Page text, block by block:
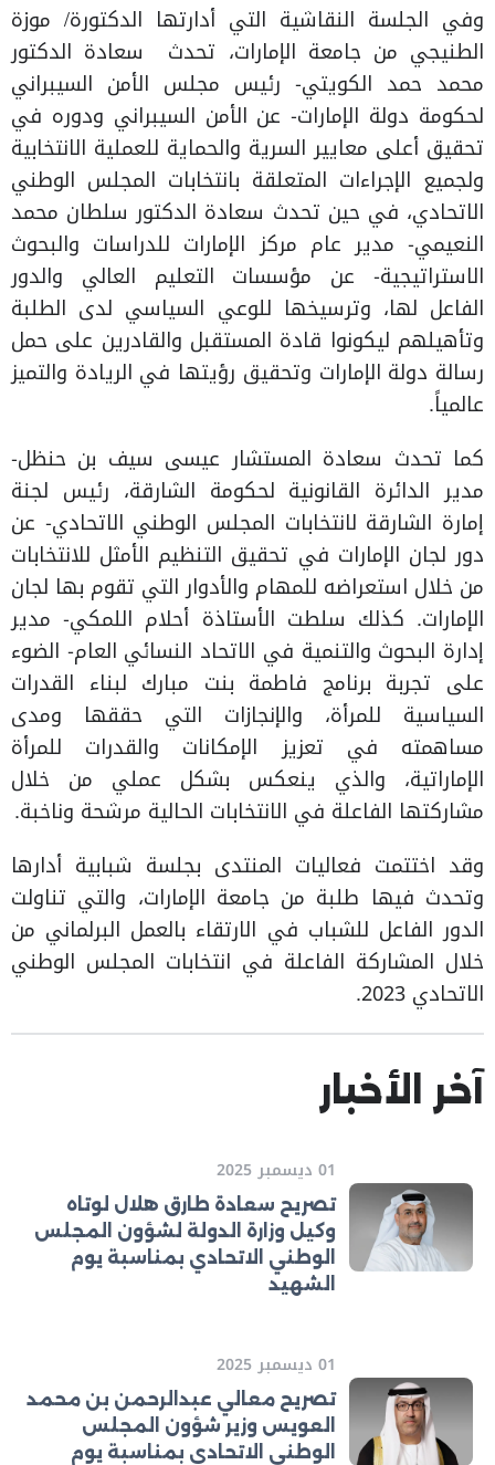
وفي الجلسة النقاشية التي أدارتها الدكتورة/ موزة
الطنيجي من جامعة الإمارات، تحدث سعادة الدكتور
محمد حمد الكويتي- رئيس مجلس الأمن السيبراني
لحكومة دولة الإمارات- عن الأمن السيبراني ودوره في
تحقيق أعلى معايير السرية والحماية للعملية الانتخابية
ولجميع الإجراءات المتعلقة بانتخابات المجلس الوطني
الاتحادي، في حين تحدث سعادة الدكتور سلطان محمد
النعيمي- مدير عام مركز الإمارات للدراسات والبحوث
الاستراتيجية- عن مؤسسات التعليم العالي والدور
الفاعل لها، وترسيخها للوعي السياسي لدى الطلبة
وتأهيلهم ليكونوا قادة المستقبل والقادرين على حمل
رسالة دولة الإمارات وتحقيق رؤيتها في الريادة والتميز
عالمياً.
كما تحدث سعادة المستشار عيسى سيف بن حنظل-
مدير الدائرة القانونية لحكومة الشارقة، رئيس لجنة
إمارة الشارقة لانتخابات المجلس الوطني الاتحادي- عن
دور لجان الإمارات في تحقيق التنظيم الأمثل للانتخابات
من خلال استعراضه للمهام والأدوار التي تقوم بها لجان
الإمارات. كذلك سلطت الأستاذة أحلام اللمكي- مدير
إدارة البحوث والتنمية في الاتحاد النسائي العام- الضوء
على تجربة برنامج فاطمة بنت مبارك لبناء القدرات
السياسية للمرأة، والإنجازات التي حققها ومدى
مساهمته في تعزيز الإمكانات والقدرات للمرأة
الإماراتية، والذي ينعكس بشكل عملي من خلال
مشاركتها الفاعلة في الانتخابات الحالية مرشحة وناخبة.
وقد اختتمت فعاليات المنتدى بجلسة شبابية أدارها
وتحدث فيها طلبة من جامعة الإمارات، والتي تناولت
الدور الفاعل للشباب في الارتقاء بالعمل البرلماني من
خلال المشاركة الفاعلة في انتخابات المجلس الوطني
الاتحادي 2023.
آخر الأخبار
01 ديسمبر 2025
تصريح سعادة طارق هلال لوتاه
وكيل وزارة الدولة لشؤون المجلس
الوطني الاتحادي بمناسبة يوم
الشهيد
01 ديسمبر 2025
تصريح معالي عبدالرحمن بن محمد
العويس وزير شؤون المجلس
الوطني الاتحادي بمناسبة يوم